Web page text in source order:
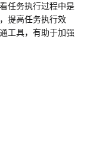
任务执行过程中是
提高任务执行效
工具，有助于加强